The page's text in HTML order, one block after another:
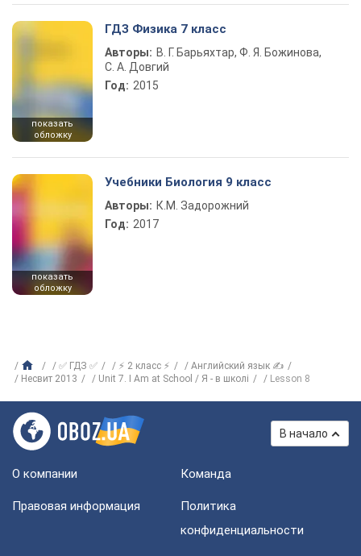
показать
обложку
ГДЗ Физика 7 класс
Авторы: В. Г. Барьяхтар, Ф. Я. Божинова,
С. А. Довгий
Год: 2015
показать
обложку
Учебники Биология 9 класс
Авторы: К.М. Задорожний
Год: 2017
✅ ГДЗ ✅ ⚡ 2 класс ⚡
Английский язык ✍
Несвит 2013
Unit 7. I Am at School / Я - в школі Lesson 8
В начало
О компании Команда
Правовая информация
Политика
конфиденциальности